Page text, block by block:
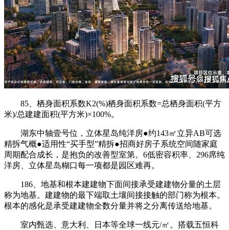
85、栖身面积系数K2(%)栖身面积系数=总栖身面积(平方
米)/总建建面积(平方米)×100%。
湖东中轴壹号位，立体星岛纯洋房●约143㎡立异AB可选
精拆气概●适用性“买手型”精拆●招商好房子系统空间随家庭
周期配合成长，是抱负的改善型室第。6低密容积率、296席纯
洋房、立体星岛糊口每一项都是园区难再。
186、地基和根本建建物下面间接承受建建物分量的土层
称为地基。建建物的最下端取土壤间接接触的部门称为根本。
根本的感化是承受建建物全数分量并将之分离传送给地基。
室内甄选、意大利、日本等全球一线元/㎡。搭载五恒科